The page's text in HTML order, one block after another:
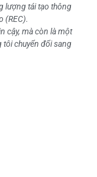
lượng tái tạo thông
(REC).
cậy, mà còn là một
chuyển đổi sang